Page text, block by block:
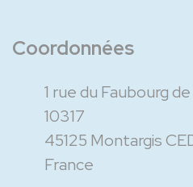
Coordonnées
1 rue du Faubourg
10317
45125 Montargis
France